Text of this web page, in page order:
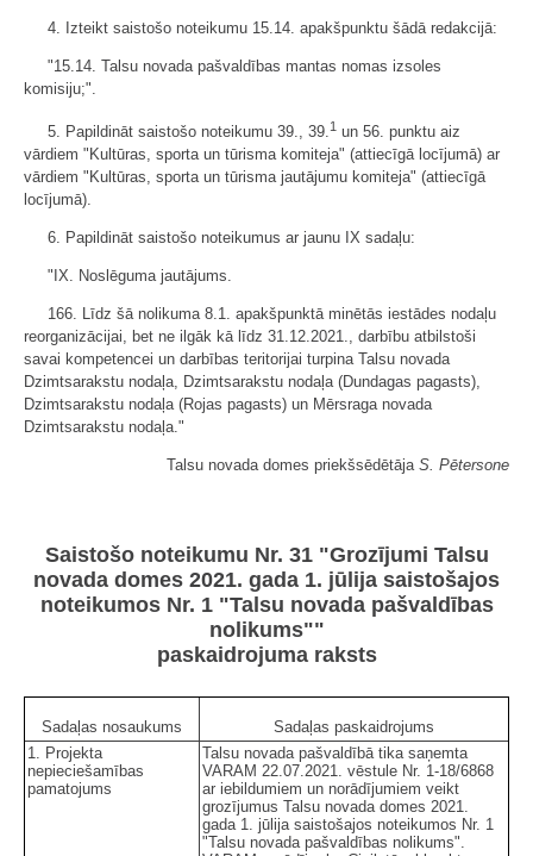
4. Izteikt saistošo noteikumu 15.14. apakšpunktu šādā redakcijā:
"15.14. Talsu novada pašvaldības mantas nomas izsoles
komisiju;".
5. Papildināt saistošo noteikumu 39., 39.1 un 56. punktu aiz
vārdiem "Kultūras, sporta un tūrisma komiteja" (attiecīgā locījumā) ar
vārdiem "Kultūras, sporta un tūrisma jautājumu komiteja" (attiecīgā
locījumā).
6. Papildināt saistošo noteikumus ar jaunu IX sadaļu:
"IX. Noslēguma jautājums.
166. Līdz šā nolikuma 8.1. apakšpunktā minētās iestādes nodaļu
reorganizācijai, bet ne ilgāk kā līdz 31.12.2021., darbību atbilstoši
savai kompetencei un darbības teritorijai turpina Talsu novada
Dzimtsarakstu nodaļa, Dzimtsarakstu nodaļa (Dundagas pagasts),
Dzimtsarakstu nodaļa (Rojas pagasts) un Mērsraga novada
Dzimtsarakstu nodaļa."
Talsu novada domes priekšsēdētāja S. Pētersone
Saistošo noteikumu Nr. 31 "Grozījumi Talsu
novada domes 2021. gada 1. jūlija saistošajos
noteikumos Nr. 1 "Talsu novada pašvaldības
nolikums""
paskaidrojuma raksts
Sadaļas nosaukums
Sadaļas paskaidrojums
1. Projekta
nepieciešamības
pamatojums
Talsu novada pašvaldībā tika saņemta
VARAM 22.07.2021. vēstule Nr. 1-18/6868
ar iebildumiem un norādījumiem veikt
grozījumus Talsu novada domes 2021.
gada 1. jūlija saistošajos noteikumos Nr. 1
"Talsu novada pašvaldības nolikums".